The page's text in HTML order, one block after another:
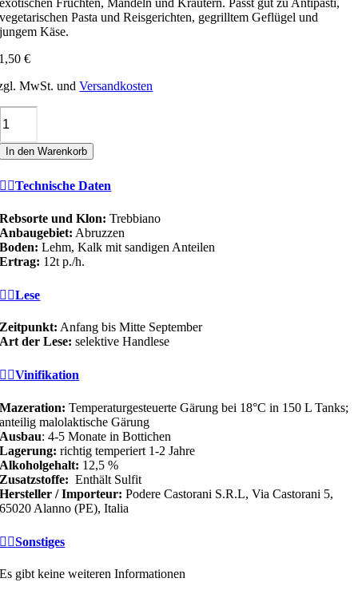
exotischen Früchten, Mandeln und Kräutern. Passt gut zu Antipasti,
vegetarischen Pasta und Reisgerichten, gegrilltem Geflügel und
jungem Käse.
€
MwSt. undVersandkosten
In den Warenkorb
Technische Daten
Rebsorte und Klon:Trebbiano
Anbaugebiet: Abruzzen
Boden:Lehm, Kalk mit sandigen Anteilen
Ertrag: 12t p./h.
Lese
Zeitpunkt: Anfang bis Mitte September
Art der Lese: selektive Handlese
Vinifikation
Mazeration:Temperaturgesteuerte Gärung bei 18°C in 150 L Tanks;
anteilig malolaktische Gärung
Ausbau: 4-5 Monate in Bottichen
Lagerung:richtig temperiert 1-2 Jahre
Alkoholgehalt: 12,5 %
Zusatzstoffe:Enthält Sulfit
Hersteller / Importeur:Podere Castorani S.R.L, Via Castorani 5,
65020 Alanno (PE), Italia
Sonstiges
Es gibt keine weiteren Informationen